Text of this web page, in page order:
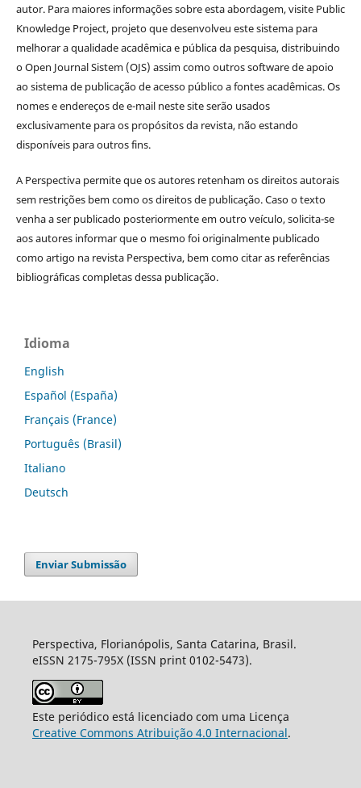
autor. Para maiores informações sobre esta abordagem, visite Public
Knowledge Project, projeto que desenvolveu este sistema para
melhorar a qualidade acadêmica e pública da pesquisa, distribuindo
o Open Journal Sistem (OJS) assim como outros software de apoio
ao sistema de publicação de acesso público a fontes acadêmicas. Os
nomes e endereços de e-mail neste site serão usados
exclusivamente para os propósitos da revista, não estando
disponíveis para outros fins.
A Perspectiva permite que os autores retenham os direitos autorais
sem restrições bem como os direitos de publicação. Caso o texto
venha a ser publicado posteriormente em outro veículo, solicita-se
aos autores informar que o mesmo foi originalmente publicado
como artigo na revista Perspectiva, bem como citar as referências
bibliográficas completas dessa publicação.
Idioma
English
Español (España)
Français (France)
Português (Brasil)
Italiano
Deutsch
Enviar Submissão
Perspectiva, Florianópolis, Santa Catarina, Brasil.
eISSN 2175-795X (ISSN print 0102-5473).
Este periódico está licenciado com uma Licença
Creative Commons Atribuição 4.0 Internacional.